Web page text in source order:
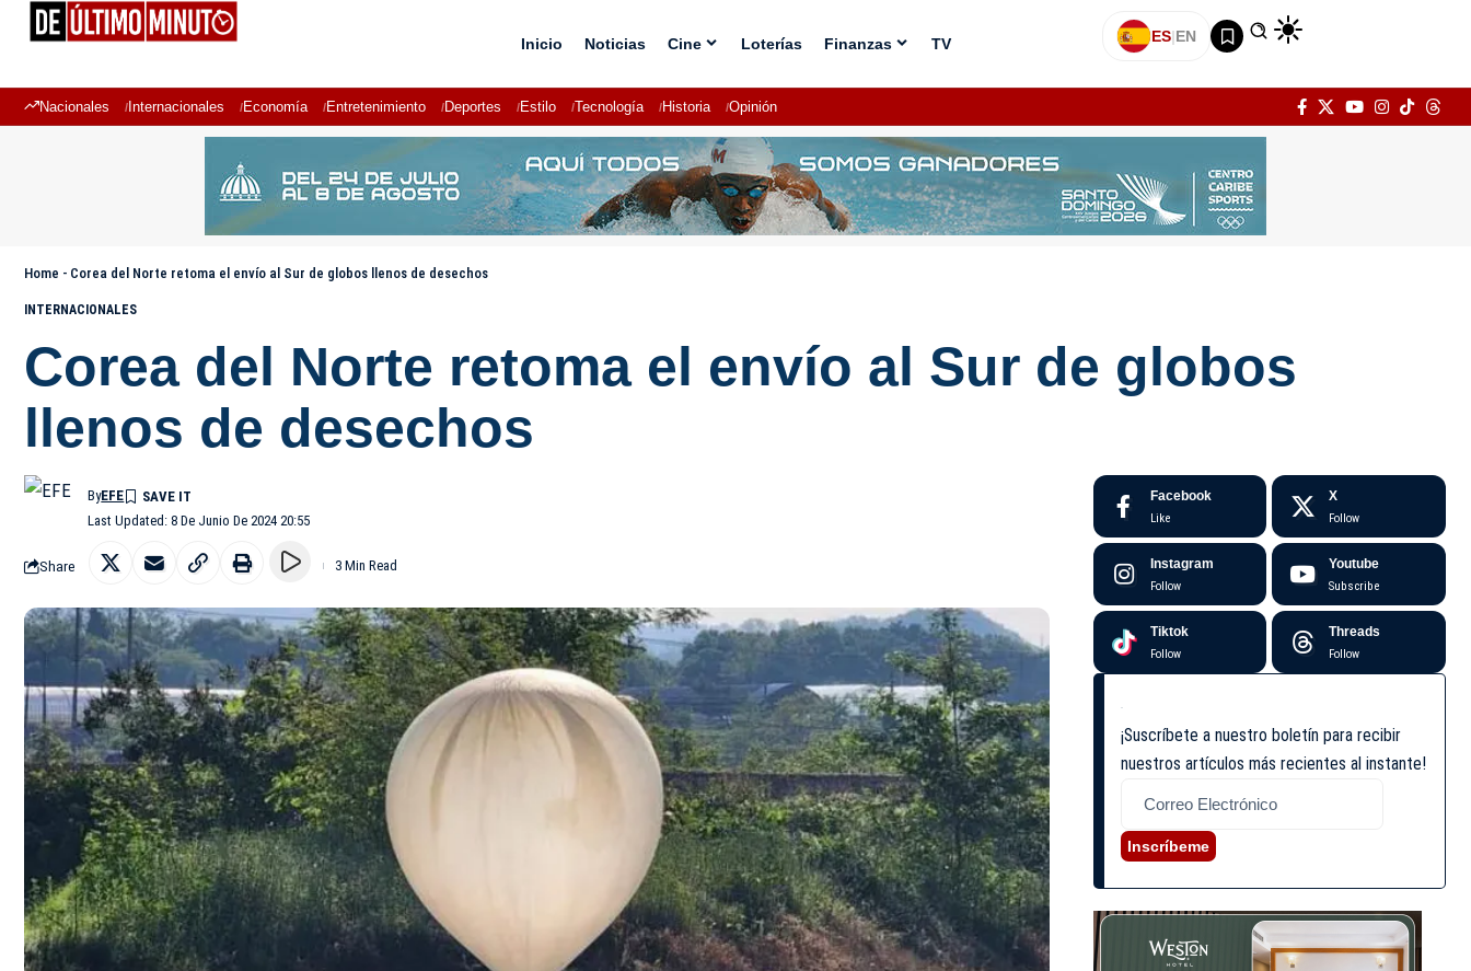
Inicio Noticias Cine Loterías Finanzas TV ES|EN
Nacionales Internacionales Economía Entretenimiento Deportes Estilo Tecnología Historia Opinión
Home - Corea del Norte retoma el envío al Sur de globos llenos de desechos
INTERNACIONALES
Corea del Norte retoma el envío al Sur de globos
llenos de desechos
Last Updated: 8 De Junio De 2024 20:55
ByEFE
Share 3 Min Read
Facebook
Like
X
Follow
Instagram
Follow
Youtube
Subscribe
Tiktok
Follow
Threads
Follow
¡Suscríbete a nuestro boletín para recibir
nuestros artículos más recientes al instante!
Inscríbeme